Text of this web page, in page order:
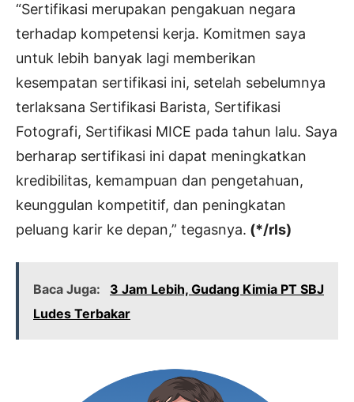
“Sertifikasi merupakan pengakuan negara
terhadap kompetensi kerja. Komitmen saya
untuk lebih banyak lagi memberikan
kesempatan sertifikasi ini, setelah sebelumnya
terlaksana Sertifikasi Barista, Sertifikasi
Fotografi, Sertifikasi MICE pada tahun lalu. Saya
berharap sertifikasi ini dapat meningkatkan
kredibilitas, kemampuan dan pengetahuan,
keunggulan kompetitif, dan peningkatan
peluang karir ke depan,” tegasnya. (*/rls)
Baca Juga:
3 Jam Lebih, Gudang Kimia PT SBJ
Ludes Terbakar